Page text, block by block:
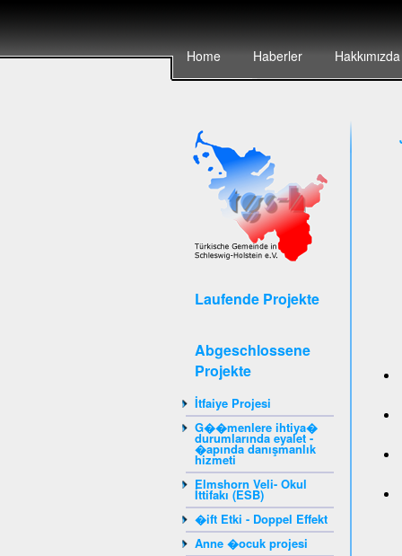
Home Haberler Hakkımızda
Laufende Projekte
Abgeschlossene
Projekte
İtfaiye Projesi
G��menlere ihtiya�
durumlarında eyalet -
�apında danışmanlık
hizmeti
Elmshorn Veli- Okul
İttifakı (ESB)
�ift Etki - Doppel Effekt
Anne �ocuk projesi